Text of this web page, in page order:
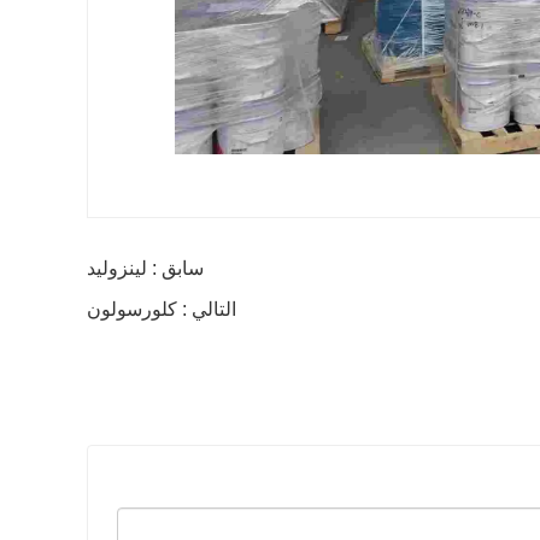
سابق : لينزوليد
التالي : كلورسولون